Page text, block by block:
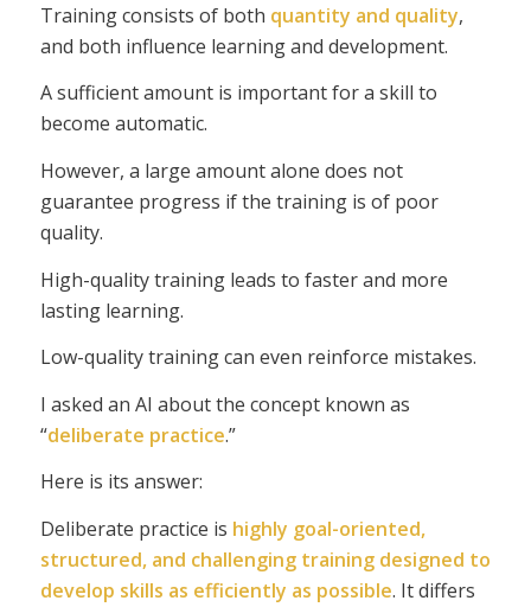
Training consists of both quantity and quality,
and both influence learning and development.
A sufficient amount is important for a skill to
become automatic.
However, a large amount alone does not
guarantee progress if the training is of poor
quality.
High-quality training leads to faster and more
lasting learning.
Low-quality training can even reinforce mistakes.
I asked an AI about the concept known as
“deliberate practice.”
Here is its answer:
Deliberate practice is highly goal-oriented,
structured, and challenging training designed to
develop skills as efficiently as possible. It differs